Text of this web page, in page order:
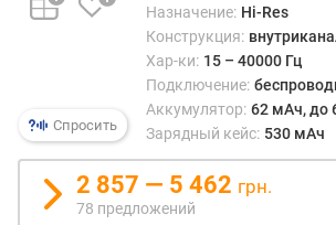
ч
у
е
Спросить
Назначение: Hi-Res
Конструкция:
Хар-ки: 15 – 40000 Гц
Подключение:
Аккумулятор: 62 мАч, до
Зарядный кейс: 530 мАч
2 857 — 5 462 грн.
78 предложений